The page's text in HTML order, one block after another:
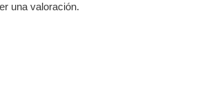
una valoración.